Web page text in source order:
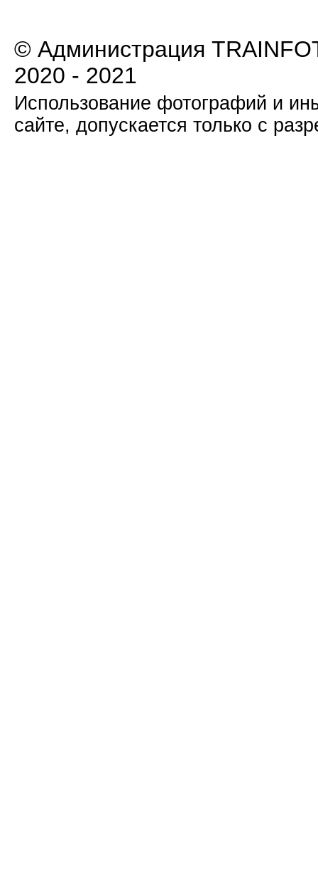
© Администрация
2020 - 2021
Использование фотографий и
сайте, допускается только с